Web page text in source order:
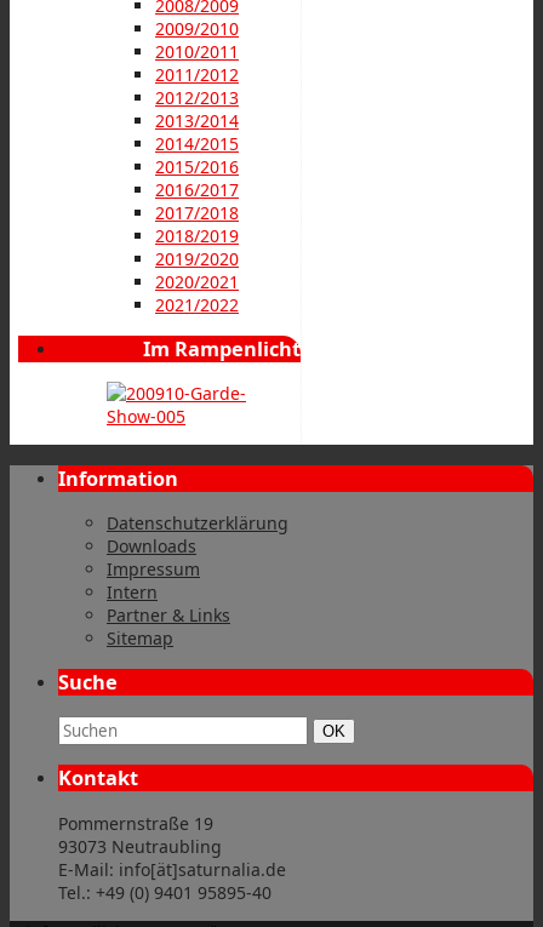
2008/2009
2009/2010
2010/2011
2011/2012
2012/2013
2013/2014
2014/2015
2015/2016
2016/2017
2017/2018
2018/2019
2019/2020
2020/2021
2021/2022
Im Rampenlicht
Information
Datenschutzerklärung
Downloads
Impressum
Intern
Partner & Links
Sitemap
Suche
Suchbegriff: Suchen
OK
Kontakt
Pommernstraße 19
93073 Neutraubling
E-Mail: info[ät]saturnalia.de
Tel.: +49 (0) 9401 95895-40